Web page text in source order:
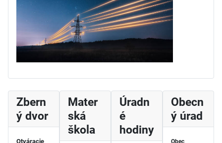
Zbern
ý dvor
Otváracie
Mater
ská
škola
Úradn
é
hodiny
Obecn
ý úrad
Obec